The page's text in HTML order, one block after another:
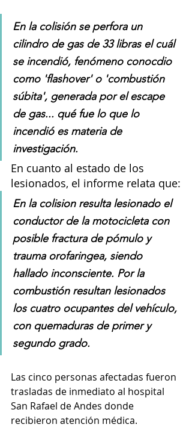
En la colisión se perfora un
cilindro de gas de 33 libras el cuál
se incendió, fenómeno conocdio
como 'flashover' o 'combustión
súbita', generada por el escape
de gas... qué fue lo que lo
incendió es materia de
investigación.
En cuanto al estado de los
lesionados, el informe relata que:
En la colision resulta lesionado el
conductor de la motocicleta con
posible fractura de pómulo y
trauma orofaringea, siendo
hallado inconsciente. Por la
combustión resultan lesionados
los cuatro ocupantes del vehículo,
con quemaduras de primer y
segundo grado.
Las cinco personas afectadas fueron
trasladas de inmediato al hospital
San Rafael de Andes donde
recibieron atención médica.